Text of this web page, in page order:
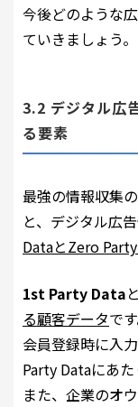
今後どのような
ていきましょう。
3.2 デジタル広
る要素
最強の情報収集
と、デジタル広
DataとZero
1st Party Data
る顧客データです
会員登録時に入
Party Dataにあた
また、企業のオ